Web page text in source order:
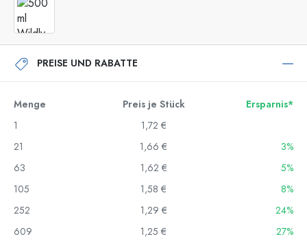
PREISE UND RABATTE
Menge Preis je Stück
Ersparnis*
1
1,72 €
21
1,66 €
3%
63
1,62 €
5%
105
1,58 €
8%
252
1,29 €
24%
609
1,25 €
27%